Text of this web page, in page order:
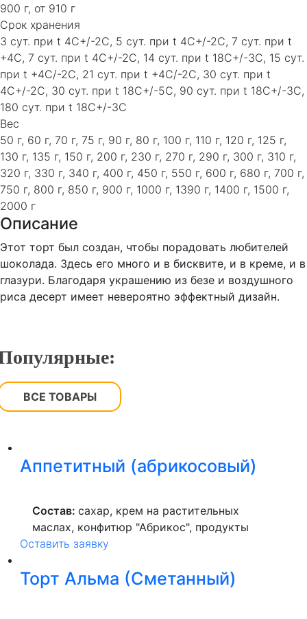
900 г, от 910 г
Срок хранения
3 сут. при t 4C+/-2C, 5 сут. при t 4C+/-2C, 7 сут. при t
+4C, 7 сут. при t 4C+/-2C, 14 сут. при t 18C+/-3C, 15 сут.
при t +4C/-2C, 21 сут. при t +4C/-2C, 30 сут. при t
4C+/-2C, 30 сут. при t 18C+/-5C, 90 сут. при t 18C+/-3C,
180 сут. при t 18C+/-3C
Вес
50 г, 60 г, 70 г, 75 г, 90 г, 80 г, 100 г, 110 г, 120 г, 125 г,
130 г, 135 г, 150 г, 200 г, 230 г, 270 г, 290 г, 300 г, 310 г,
320 г, 330 г, 340 г, 400 г, 450 г, 550 г, 600 г, 680 г, 700 г,
750 г, 800 г, 850 г, 900 г, 1000 г, 1390 г, 1400 г, 1500 г,
2000 г
Описание
Этот торт был создан, чтобы порадовать любителей
шоколада. Здесь его много и в бисквите, и в креме, и в
глазури. Благодаря украшению из безе и воздушного
риса десерт имеет невероятно эффектный дизайн.
ВСЕ ТОВАРЫ
Аппетитный (абрикосовый)
Состав: сахар, крем на растительных
маслах, конфитюр "Абрикос", продукты
яичные, мука пшеничная высшего сорта,
сметана консервант.
Оставить заявку
Торт Альма (Сметанный)